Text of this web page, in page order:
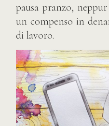
pausa pranzo,
un compenso in d
di lavoro.